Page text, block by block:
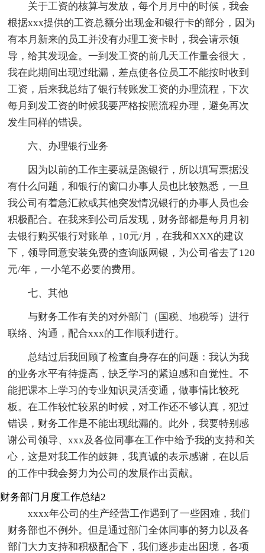
关于工资的核算与发放，每个月月中的时候，我会
根据xxx提供的工资总额分出现金和银行卡的部分，因为
有本月新来的员工并没有办理工资卡时，我会请示领
导，给其发现金。一到发工资的前几天工作量会很大，
我在此期间出现过纰漏，差点使各位员工不能按时收到
工资，后来我总结了银行转账发工资的办理流程，下次
每月到发工资的时候我要严格按照流程办理，避免再次
发生同样的错误。
六、办理银行业务
因为以前的工作主要就是跑银行，所以填写票据没
有什么问题，和银行的窗口办事人员也比较熟悉，一旦
我公司有着急汇款或其他突发情况银行的办事人员也会
积极配合。在我来到公司后发现，财务部都是每月月初
去银行购买银行对账单，10元/月，在我和XXX的建议
下，领导同意安装免费的查询版网银，为公司省去了120
元/年，一小笔不必要的费用。
七、其他
与财务工作有关的对外部门（国税、地税等）进行
联络、沟通，配合xxx的工作顺利进行。
总结过后我回顾了检查自身存在的问题：我认为我
的业务水平有待提高，缺乏学习的紧迫感和自觉性。不
能把课本上学习的专业知识灵活变通，做事情比较死
板。在工作较忙较累的时候，对工作还不够认真，犯过
错误，财务工作是不能出现纰漏的。此外，我要特别感
谢公司领导、xxx及各位同事在工作中给予我的支持和关
心，这是对我工作的鼓舞，我真诚的表示感谢，在以后
的工作中我会努力为公司的发展作出贡献。
财务部门月度工作总结2
xxxx年公司的生产经营工作遇到了一些困难，我们
财务部也不例外。但是通过部门全体同事的努力以及各
部门大力支持和积极配合下，我们逐步走出困境，各项